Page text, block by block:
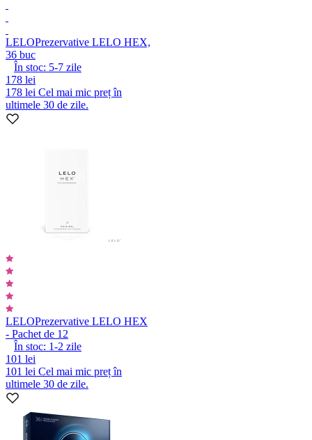
LELOPrezervative LELO HEX,
36 buc
În stoc: 5-7 zile
178 lei
178 lei Cel mai mic preț în
ultimele 30 de zile.
LELOPrezervative LELO HEX
- Pachet de 12
În stoc: 1-2 zile
101 lei
101 lei Cel mai mic preț în
ultimele 30 de zile.